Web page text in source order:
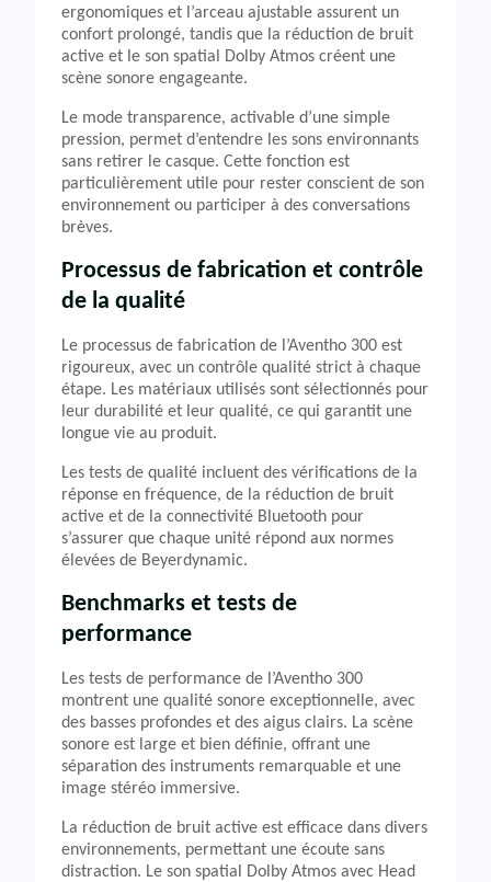
ergonomiques et l’arceau ajustable assurent un
confort prolongé, tandis que la réduction de bruit
active et le son spatial Dolby Atmos créent une
scène sonore engageante.
Le mode transparence, activable d’une simple
pression, permet d’entendre les sons environnants
sans retirer le casque. Cette fonction est
particulièrement utile pour rester conscient de son
environnement ou participer à des conversations
brèves.
Processus de fabrication et contrôle
de la qualité
Le processus de fabrication de l’Aventho 300 est
rigoureux, avec un contrôle qualité strict à chaque
étape. Les matériaux utilisés sont sélectionnés pour
leur durabilité et leur qualité, ce qui garantit une
longue vie au produit.
Les tests de qualité incluent des vérifications de la
réponse en fréquence, de la réduction de bruit
active et de la connectivité Bluetooth pour
s’assurer que chaque unité répond aux normes
élevées de Beyerdynamic.
Benchmarks et tests de
performance
Les tests de performance de l’Aventho 300
montrent une qualité sonore exceptionnelle, avec
des basses profondes et des aigus clairs. La scène
sonore est large et bien définie, offrant une
séparation des instruments remarquable et une
image stéréo immersive.
La réduction de bruit active est efficace dans divers
environnements, permettant une écoute sans
distraction. Le son spatial Dolby Atmos avec Head